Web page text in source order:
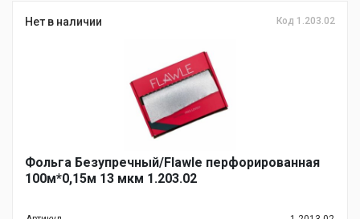
Нет в наличии Код 1.203.02
Фольга Безупречный/Flawle перфорированная
100м*0,15м 13 мкм 1.203.02